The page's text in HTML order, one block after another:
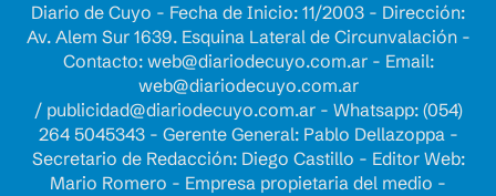
Diario de Cuyo - Fecha de Inicio: 11/2003 - Dirección:
Av. Alem Sur 1639. Esquina Lateral de Circunvalación -
Contacto: web@diariodecuyo.com.ar- Email:
web@diariodecuyo.com.ar
/ publicidad@diariodecuyo.com.ar- Whatsapp: (054)
264 5045343 - Gerente General: Pablo Dellazoppa -
Secretario de Redacción: Diego Castillo - Editor Web:
Mario Romero - Empresa propietaria del medio -